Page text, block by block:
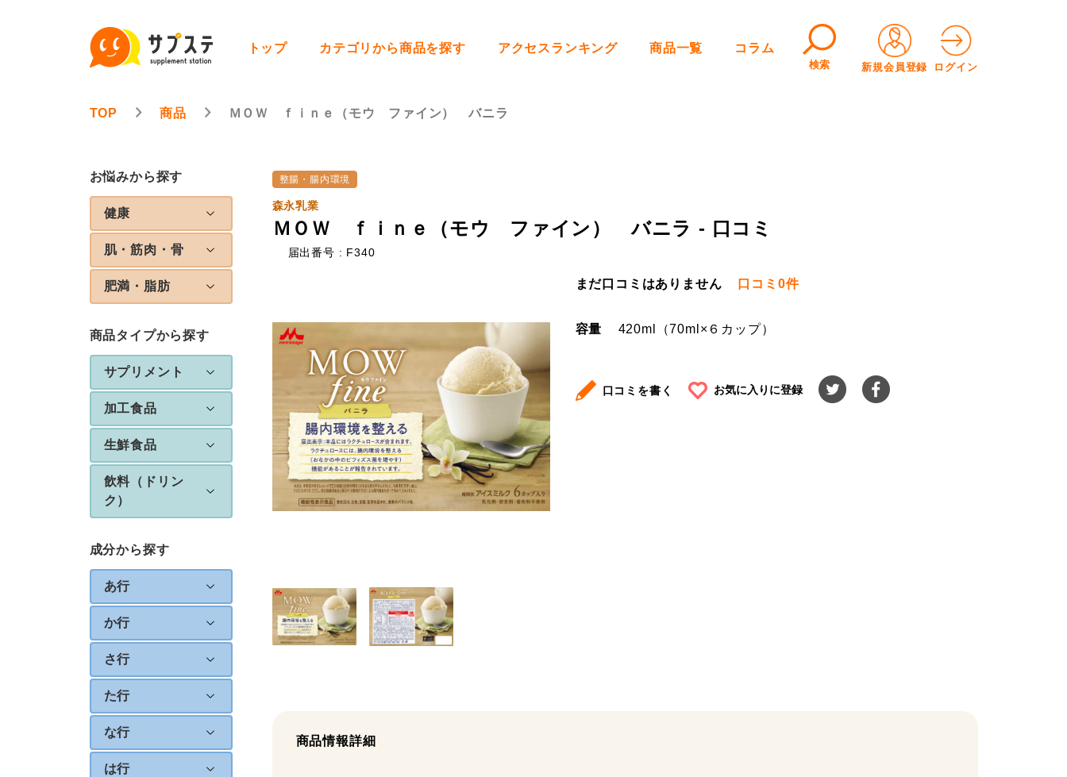
トップ カテゴリから商品を探す アクセスランキング 商品一覧 コラム
検索 新規会員登録 ログイン
TOP 商品 ＭＯＷ ｆｉｎｅ（モウ ファイン） バニラ
お悩みから探す
健康
肌・筋肉・骨
肥満・脂肪
商品タイプから探す
サプリメント
加工食品
生鮮食品
飲料（ドリン
ク）
成分から探す
あ行
か行
さ行
た行
な行
は行
整腸・腸内環境
森永乳業
ＭＯＷ ｆｉｎｅ（モウ ファイン） バニラ - 口コミ
届出番号 : F340
まだ口コミはありません 口コミ 0件
容量 420ml（70ml×６カップ）
口コミを書く お気に入りに登録
商品情報詳細